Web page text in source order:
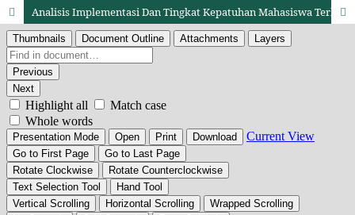
Analisis Implementasi Dan Tingkat Kepatuhan Mahasiswa Terhadap Etika Berpakaian Dan Komunikasi Di Universitas Negeri Medan